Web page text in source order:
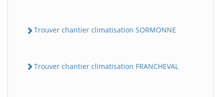
Trouver chantier climatisation SORMONNE
Trouver chantier climatisation FRANCHEVAL